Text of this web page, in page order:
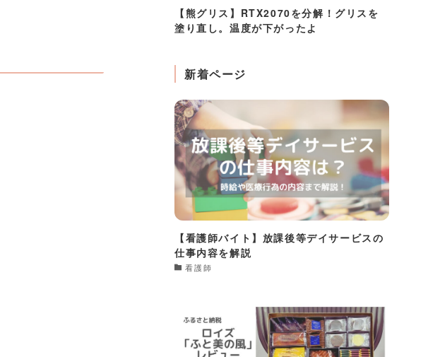
【熊グリス】RTX2070を分解！グリスを
塗り直し。温度が下がったよ
新着ページ
【看護師バイト】放課後等デイサービスの
仕事内容を解説
看護師